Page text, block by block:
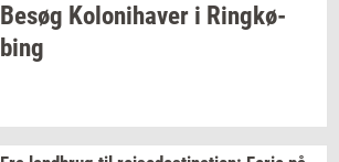
Besøg Ko­lo­ni­ha­ver i Ring­kø­
bing